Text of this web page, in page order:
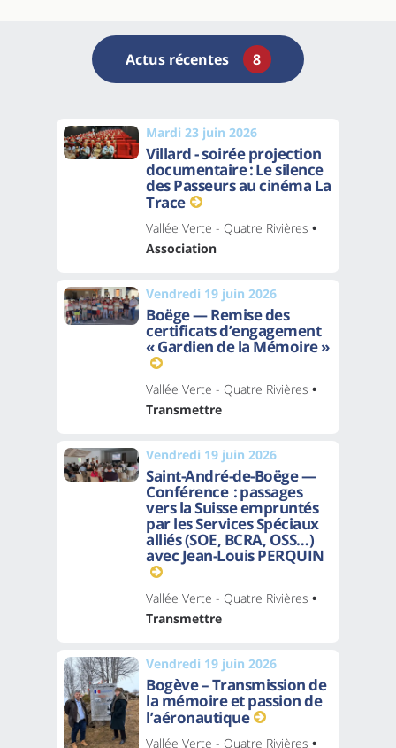
Actus récentes 8
Mardi 23 juin 2026
Villard - soirée projection
documentaire : Le silence
des Passeurs au cinéma La
Trace
Vallée Verte - Quatre Rivières •
Association
Vendredi 19 juin 2026
Boëge — Remise des
certificats d’engagement
« Gardien de la Mémoire »
Vallée Verte - Quatre Rivières •
Transmettre
Vendredi 19 juin 2026
Saint-André-de-Boëge —
Conférence : passages
vers la Suisse empruntés
par les Services Spéciaux
alliés (SOE, BCRA, OSS…)
avec Jean-Louis PERQUIN
Vallée Verte - Quatre Rivières •
Transmettre
Vendredi 19 juin 2026
Bogève – Transmission de
la mémoire et passion de
l’aéronautique
Vallée Verte - Quatre Rivières •